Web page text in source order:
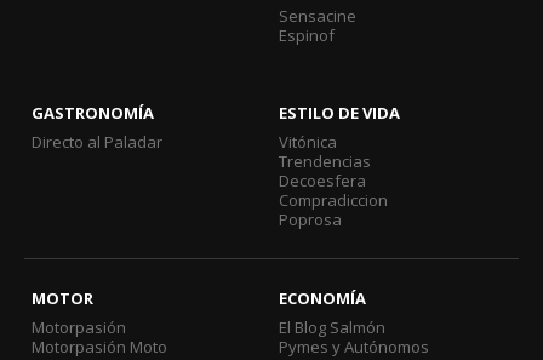
Sensacine
Espinof
GASTRONOMÍA
Directo al Paladar
ESTILO DE VIDA
Vitónica
Trendencias
Decoesfera
Compradiccion
Poprosa
MOTOR
Motorpasión
Motorpasión Moto
ECONOMÍA
El Blog Salmón
Pymes y Autónomos